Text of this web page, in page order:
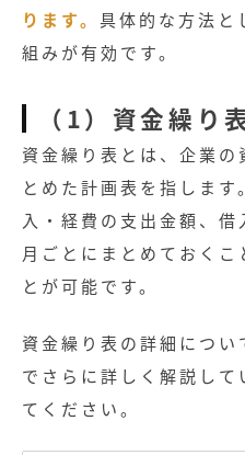
ります。 具体的な方法と
組みが有効です。
（1）資金繰り
資金繰り表とは、企業の
とめた計画表を指しま
入・経費の支出金額、
月ごとにまとめておくこ
とが可能です。
資金繰り表の詳細につ
でさらに詳しく解説し
てください。